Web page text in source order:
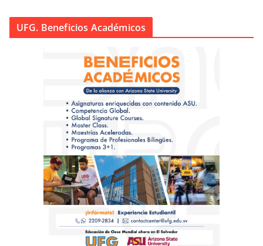
UFG. Beneficios Académicos